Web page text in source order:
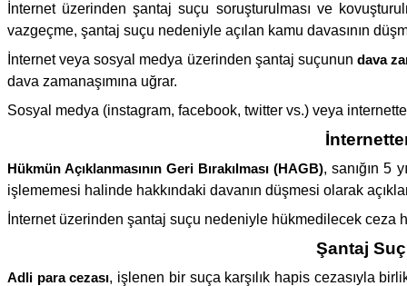
İnternet üzerinden şantaj suçu soruşturulması ve
vazgeçme, şantaj suçu nedeniyle açılan kamu davasının
İnternet veya sosyal medya üzerinden şantaj suçunundava
dava zamanaşımına uğrar.
Sosyal medya (instagram, facebook, twitter vs.) veya
Hükmün Açıklanmasının Geri Bırakılması (HAGB), sanığın 5
işlememesi halinde hakkındaki davanın düşmesi olarak
İnternet üzerinden şantaj suçu nedeniyle hükmedilecek ceza
Şantaj
Adli para cezası, işlenen bir suça karşılık hapis cezasıyla